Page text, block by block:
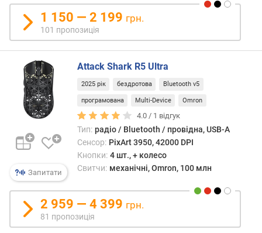
і
с
т
ю
в
і
д
д
е
е
в
х
д
о
д
о
1 150 — 2 199 грн.
101 пропозиція
Запитати
Attack Shark R5 Ultra
2025 рік бездротова Bluetooth v5
програмована Multi-Device Omron
4.0 / 1 відгук
Тип: радіо / Bluetooth / провідна, USB-A
Сенсор: PixArt 3950, 42000 DPI
Кнопки: 4 шт., + колесо
Свитчи: механічні, Omron, 100 млн
2 959 — 4 399 грн.
81 пропозиція